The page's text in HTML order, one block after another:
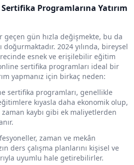
Programlarına Yatırım
geçen gün hızla değişmekte, bu da
2024 yılında, bireysel
esnek ve erişilebilir eğitim
sertifika programları ideal bir
yapmanız için birkaç neden:
sertifika programları, genellikle
kıyasla daha ekonomik olup,
kaybı gibi ek maliyetlerden
zaman ve mekân
ders çalışma planlarını kişisel ve
uyumlu hale getirebilirler.